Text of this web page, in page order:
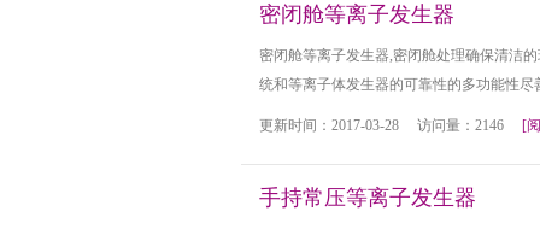
密闭舱等离子发生器
密闭舱等离子发生器,密闭舱处理确保清洁
统和等离子体发生器的可靠性的多功能性尽
更新时间：2017-03-28 访问量：2146 [
手持常压等离子发生器